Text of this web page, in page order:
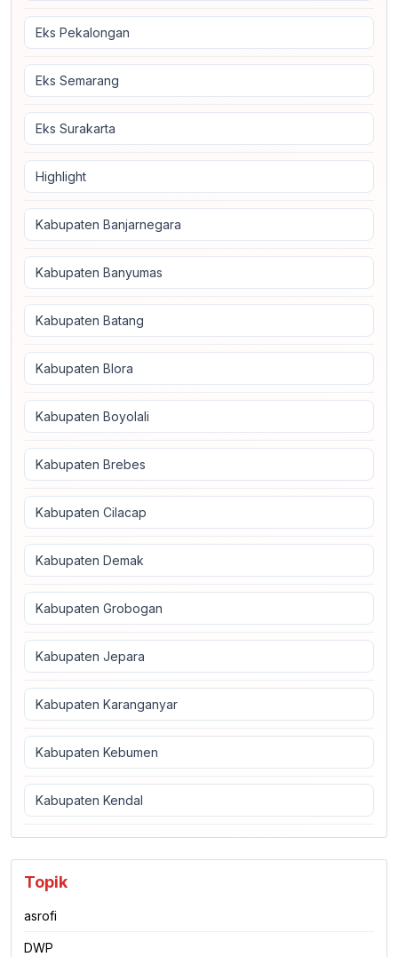
Eks Pekalongan
Eks Semarang
Eks Surakarta
Highlight
Kabupaten Banjarnegara
Kabupaten Banyumas
Kabupaten Batang
Kabupaten Blora
Kabupaten Boyolali
Kabupaten Brebes
Kabupaten Cilacap
Kabupaten Demak
Kabupaten Grobogan
Kabupaten Jepara
Kabupaten Karanganyar
Kabupaten Kebumen
Kabupaten Kendal
Topik
asrofi
DWP